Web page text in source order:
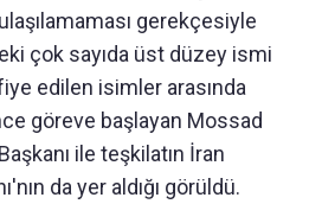
gerekçesiyle
çok sayıda üst düzey ismi
edilen isimler arasında
göreve başlayan Mossad
ile teşkilatın İran
da yer aldığı görüldü.